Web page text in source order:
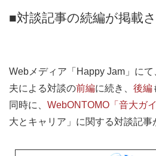
■対談記事の続編が掲載
Webメディア「Happy Jam」に
夫による対談の前編に続き、 後編
同時に、 WebONTOMO「音大ガイ
大とキャリア」に関する対談記事